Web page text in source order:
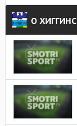
О ХИГГИНС